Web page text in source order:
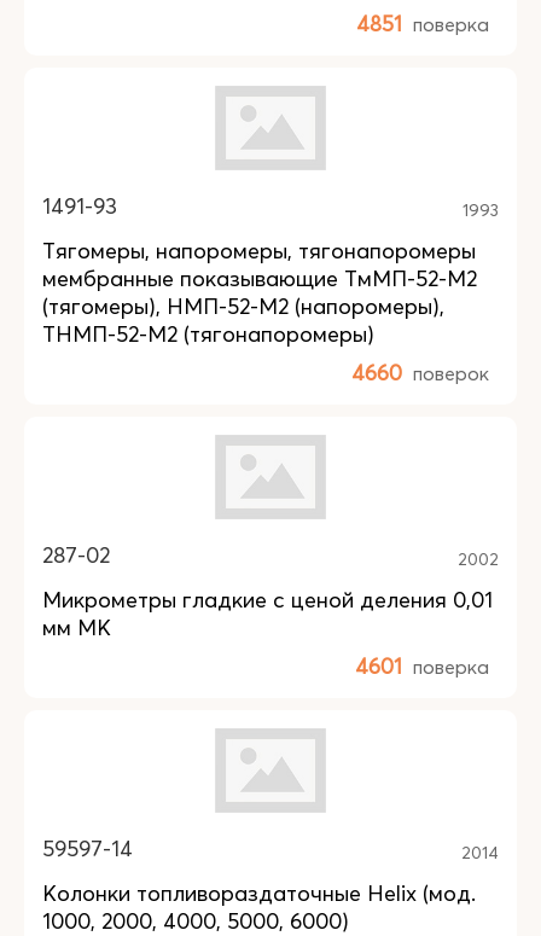
4851 поверка
1491-93 1993
Тягомеры, напоромеры, тягонапоромеры
мембранные показывающие ТмМП-52-М2
(тягомеры), НМП-52-М2 (напоромеры),
ТНМП-52-М2 (тягонапоромеры)
4660 поверок
287-02 2002
Микрометры гладкие с ценой деления 0,01
мм МК
4601 поверка
59597-14 2014
Колонки топливораздаточные Helix (мод.
1000, 2000, 4000, 5000, 6000)